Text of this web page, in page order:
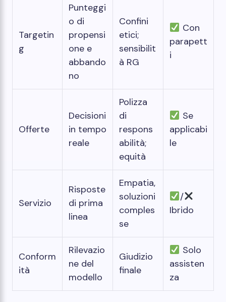
Targetin
g
Punteggi
o di
propensi
one e
abbando
no
Confini
etici;
sensibilit
à RG
Con
parapett
i
Offerte
Decisioni
in tempo
reale
Polizza
di
respons
abilità;
equità
Se
applicabi
le
Servizio
Risposte
di prima
linea
Empatia,
soluzioni
comples
se
/
Ibrido
Conform
ità
Rilevazio
ne del
modello
Giudizio
finale
Solo
assisten
za